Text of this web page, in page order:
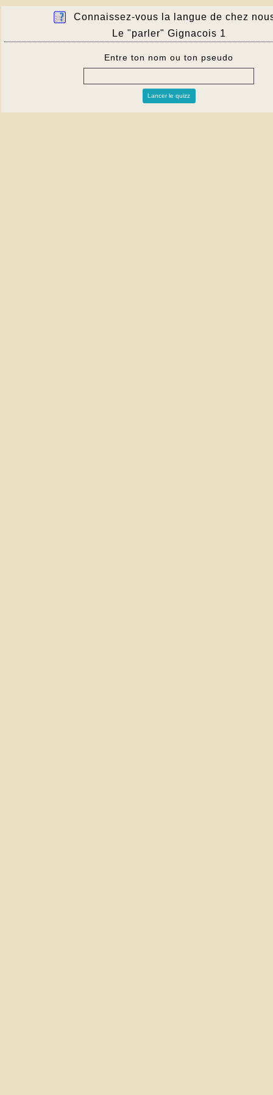
Connaissez-vous la langue de chez
Le "parler" Gignacois 1
Entre ton nom ou ton pseudo
Lancer le quizz